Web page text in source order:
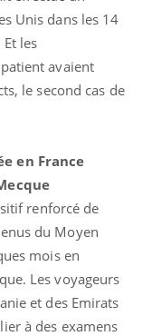
Unis dans les 14
les
avaient
le second cas de
en France
renforcé de
du Moyen
mois en
Les voyageurs
et des Emirats
à des examens